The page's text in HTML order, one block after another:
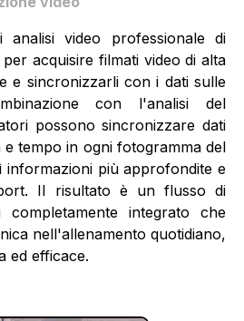
video professionale di
acquisire filmati video di alta
e sincronizzarli con i dati sulle
con l'analisi del
possono sincronizzare dati
tempo in ogni fotogramma del
informazioni più approfondite e
Il risultato è un flusso di
integrato che
nell'allenamento quotidiano,
ed efficace.